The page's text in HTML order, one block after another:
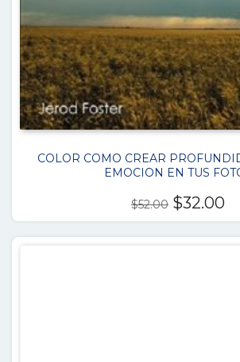
COLOR COMO CREAR
EMOCION EN TUS
$52.00 El
precio
original
$32.00